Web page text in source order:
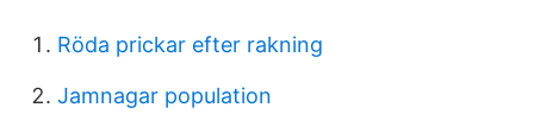
Röda prickar efter rakning
Jamnagar population